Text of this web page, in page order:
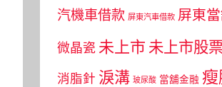
汽機車借款 屏東汽車借款 屏東
微晶瓷 未上市 未上市股
消脂針 淚溝 玻尿酸 當舖金融 瘦